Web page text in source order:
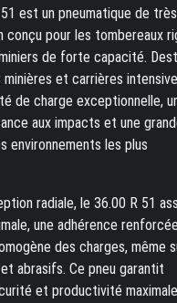
est un pneumatique de très
conçu pour les tombereaux
de forte capacité.
et carrières
de charge exceptionnelle,
aux impacts et une
environnements les plus
radiale, le 36.00 R 51
une adhérence
des charges, même
abrasifs. Ce pneu garantit
et productivité